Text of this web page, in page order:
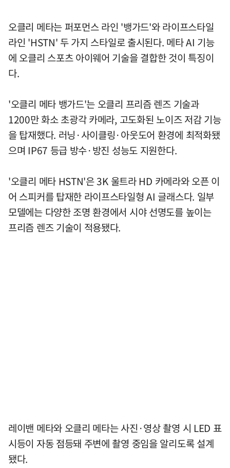
오클리 메타는 퍼포먼스 라인 '뱅가드'와 라이프스타일
라인 'HSTN' 두 가지 스타일로 출시된다. 메타 AI 기능
에 오클리 스포츠 아이웨어 기술을 결합한 것이 특징이
다.
'오클리 메타 뱅가드'는 오클리 프리즘 렌즈 기술과
1200만 화소 초광각 카메라, 고도화된 노이즈 저감 기능
을 탑재했다. 러닝·사이클링·아웃도어 환경에 최적화됐
으며 IP67 등급 방수·방진 성능도 지원한다.
'오클리 메타 HSTN'은 3K 울트라 HD 카메라와 오픈 이
어 스피커를 탑재한 라이프스타일형 AI 글래스다. 일부
모델에는 다양한 조명 환경에서 시야 선명도를 높이는
프리즘 렌즈 기술이 적용됐다.
레이밴 메타와 오클리 메타는 사진·영상 촬영 시 LED 표
시등이 자동 점등돼 주변에 촬영 중임을 알리도록 설계
됐다.